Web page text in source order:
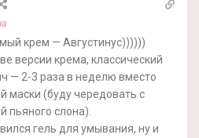
крем — Августинус))))))
версии крема, классический
— 2-3 раза в неделю вместо
маски (буду чередовать с
слона).
гель для умывания, ну и